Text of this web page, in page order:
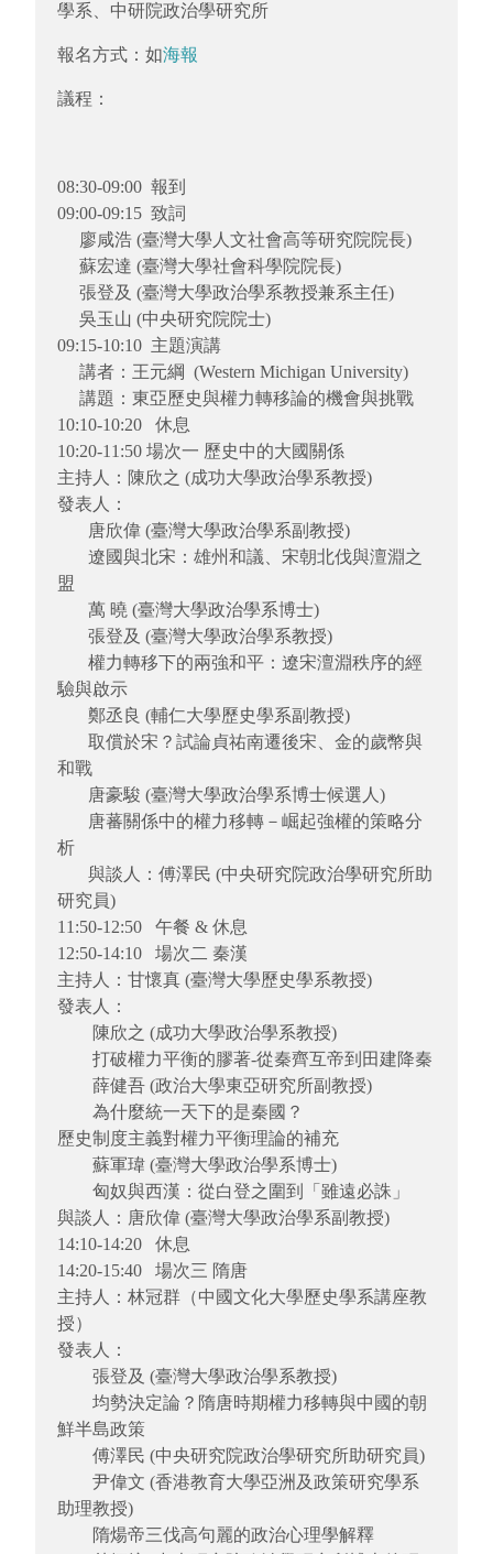
學系、 中研院政治學研究所
報名方式：如海報
議程：
08:30-09:00 報到
09:00-09:15 致詞
廖咸浩 (臺灣大學人文社會高等研究院院長)
蘇宏達 (臺灣大學社會科學院院長)
張登及 (臺灣大學政治學系教授兼系主任)
吳玉山 (中央研究院院士)
09:15-10:10 主題演講
講者：王元綱 (Western Michigan University)
講題：東亞歷史與權力轉移論的機會與挑戰
10:10-10:20 休息
10:20-11:50 場次一 歷史中的大國關係
主持人：陳欣之 (成功大學政治學系教授)
發表人：
唐欣偉 (臺灣大學政治學系副教授)
遼國與北宋：雄州和議、宋朝北伐與澶淵之
盟
萬 曉 (臺灣大學政治學系博士)
張登及 (臺灣大學政治學系教授)
權力轉移下的兩強和平：遼宋澶淵秩序的經
驗與啟示
鄭丞良 (輔仁大學歷史學系副教授)
取償於宋？試論貞祐南遷後宋、金的歲幣與
和戰
唐豪駿 (臺灣大學政治學系博士候選人)
唐蕃關係中的權力移轉－崛起強權的策略分
析
與談人：傅澤民 (中央研究院政治學研究所助
研究員)
11:50-12:50 午餐 & 休息
12:50-14:10 場次二 秦漢
主持人：甘懷真 (臺灣大學歷史學系教授)
發表人：
陳欣之 (成功大學政治學系教授)
打破權力平衡的膠著-從秦齊互帝到田建降秦
薛健吾 (政治大學東亞研究所副教授)
為什麼統一天下的是秦國？
歷史制度主義對權力平衡理論的補充
蘇軍瑋 (臺灣大學政治學系博士)
匈奴與西漢：從白登之圍到「雖遠必誅」
與談人：唐欣偉 (臺灣大學政治學系副教授)
14:10-14:20 休息
14:20-15:40 場次三 隋唐
主持人：林冠群（中國文化大學歷史學系講座教
授）
發表人：
張登及 (臺灣大學政治學系教授)
均勢決定論？隋唐時期權力移轉與中國的朝
鮮半島政策
傅澤民 (中央研究院政治學研究所助研究員)
尹偉文 (香港教育大學亞洲及政策研究學系
助理教授)
隋煬帝三伐高句麗的政治心理學解釋